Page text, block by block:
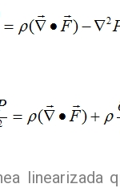
linearizada